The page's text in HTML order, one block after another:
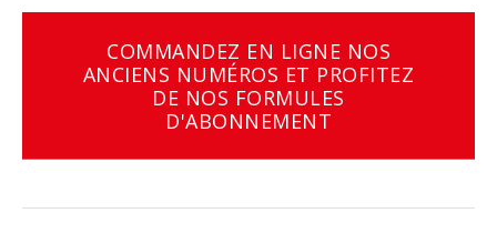
COMMANDEZ EN LIGNE NOS
ANCIENS NUMÉROS ET PROFITEZ
DE NOS FORMULES
D'ABONNEMENT